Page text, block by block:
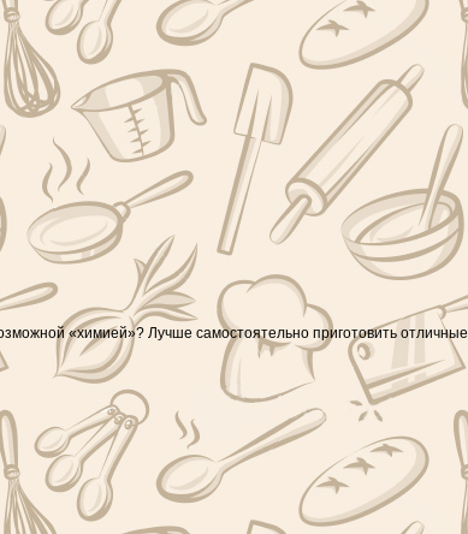
«химией»? Лучше самостоятельно приготовить